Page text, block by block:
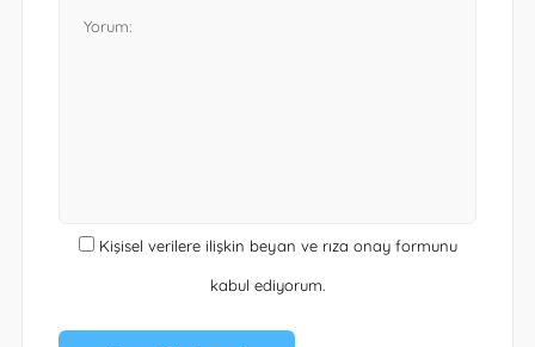
Kişisel verilere ilişkin beyan ve rıza onay formunu
kabul ediyorum.